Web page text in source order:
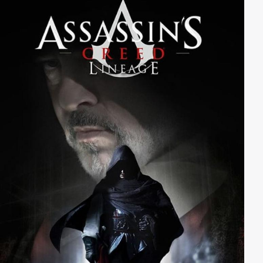
Miranda merkt, dass eine unsichtbare Macht sich an
sie gehängt hat, ein Rachegeist, der Vergeltung sucht.
Um das Rätsel hinter den verschiedenen Toden zu
lösen muss sie fliehen und gleichzeitig herausfinden,
was die einsitzende mehrfache Mörderin Chloe Sava
mit allem zu tun hat...